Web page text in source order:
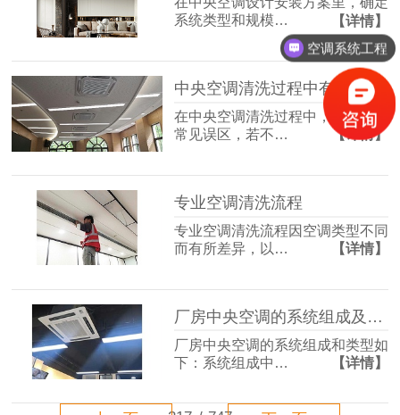
系统类型和规模…
【详情】
中央空调清洗过程中有哪些常见的误区需要避免？
在中央空调清洗过程中，存在不少
常见误区，若不…
【详情】
专业空调清洗流程
专业空调清洗流程因空调类型不同
而有所差异，以…
【详情】
厂房中央空调的系统组成及其类型
厂房中央空调的系统组成和类型如
下：系统组成中…
【详情】
空调系统工程